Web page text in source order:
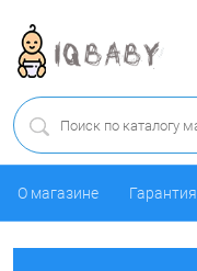
О магазине Гарантия